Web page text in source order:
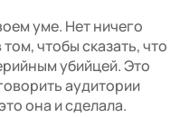
уме. Нет ничего
чтобы сказать, что
убийцей. Это
аудитории
она и сделала.